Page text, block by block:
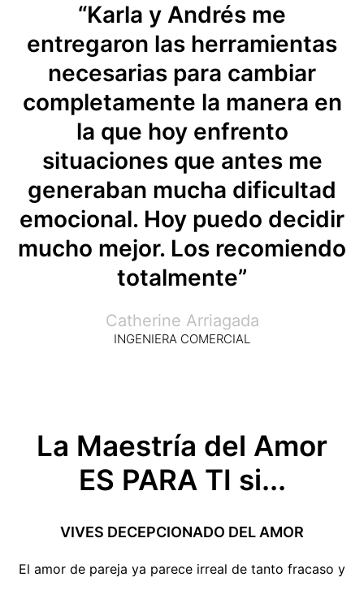
“Karla y Andrés me
entregaron las herramientas
necesarias para cambiar
completamente la manera en
la que hoy enfrento
situaciones que antes me
generaban mucha dificultad
emocional. Hoy puedo decidir
mucho mejor. Los recomiendo
totalmente”
Catherine Arriagada
INGENIERA COMERCIAL
La Maestría del Amor
ES PARA TI si...
VIVES DECEPCIONADO DEL AMOR
El amor de pareja ya parece irreal de tanto fracaso y